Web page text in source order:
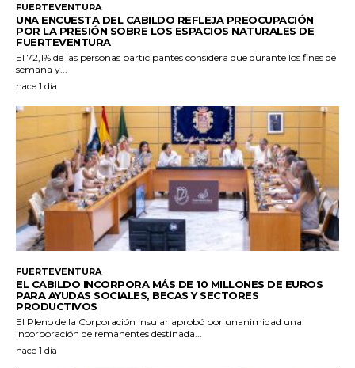
FUERTEVENTURA
UNA ENCUESTA DEL CABILDO REFLEJA PREOCUPACIÓN
POR LA PRESIÓN SOBRE LOS ESPACIOS NATURALES DE
FUERTEVENTURA
El 72,1% de las personas participantes considera que durante los fines de
semana y...
hace 1 día
FUERTEVENTURA
EL CABILDO INCORPORA MÁS DE 10 MILLONES DE EUROS
PARA AYUDAS SOCIALES, BECAS Y SECTORES
PRODUCTIVOS
El Pleno de la Corporación insular aprobó por unanimidad una
incorporación de remanentes destinada...
hace 1 día